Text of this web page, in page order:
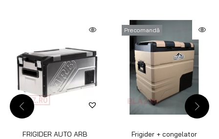
FRIGIDER AUTO ARB
Precomandă
Frigider + congelator